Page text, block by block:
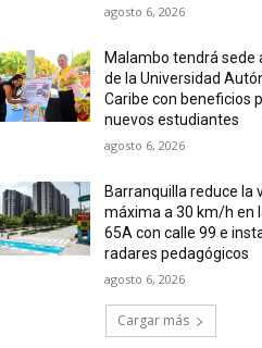
agosto 6, 2026
Malambo tendrá sede
de la Universidad
Caribe con beneficios
nuevos estudiantes
agosto 6, 2026
Barranquilla reduce la
máxima a 30 km/h en
65A con calle 99 e
radares pedagógicos
agosto 6, 2026
Cargar más